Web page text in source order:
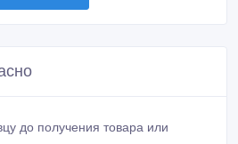
до получения товара или